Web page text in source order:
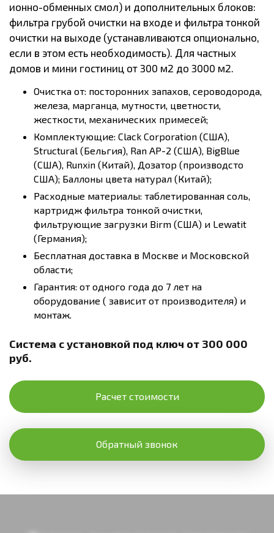
ионно-обменных смол) и дополнительных блоков:
фильтра грубой очистки на входе и фильтра тонкой
очистки на выходе (устанавливаются опционально,
если в этом есть необходимость). Для частных
домов и мини гостиниц от 300 м2 до 3000 м2.
Очистка от: посторонних запахов, сероводорода,
железа, марганца, мутности, цветности,
жесткости, механических примесей;
Комплектующие: Clack Corporation (США),
Structural (Бельгия), Ran AP-2 (США), BigBlue
(США), Runxin (Китай), Дозатор (производсто
США); Баллоны цвета натурал (Китай);
Расходные материалы: таблетированная соль,
картридж фильтра тонкой очистки,
фильтрующие загрузки Birm (США) и Lewatit
(Германия);
Бесплатная доставка в Москве и Московской
области;
Гарантия: от одного года до 7 лет на
оборудование ( зависит от производителя) и
монтаж.
Система с установкой под ключ от 300 000
руб.
Расчет стоимости
Обратный звонок